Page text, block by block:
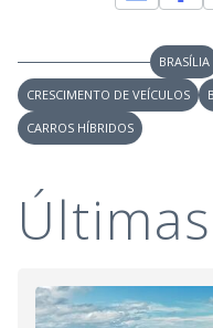
BRASÍLIA
CRESCIMENTO DE VEÍCULOS
CARROS HÍBRIDOS
Últimas